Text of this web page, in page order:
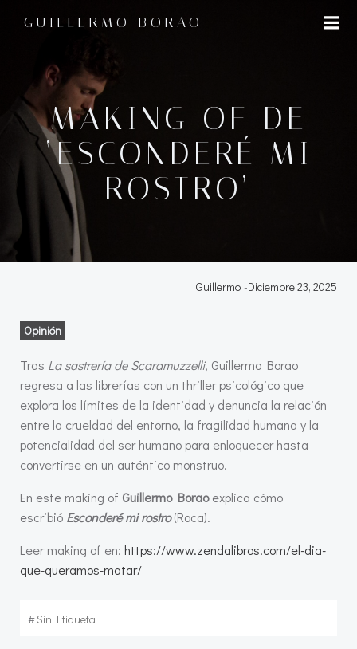
al
GUILLERMO BORAO
MAKING OF DE
‘ESCONDERÉ MI
ROSTRO’
Guillermo -Diciembre 23, 2025
Opinión
Tras La sastrería de Scaramuzzelli, Guillermo Borao
regresa a las librerías con un thriller psicológico que
explora los límites de la identidad y denuncia la relación
entre la crueldad del entorno, la fragilidad humana y la
potencialidad del ser humano para enloquecer hasta
convertirse en un auténtico monstruo.
En este making of Guillermo Boraoexplica cómo
escribió Esconderé mi rostro(Roca).
Leer making of en: https://www.zendalibros.com/el-dia-
que-queramos-matar/
#Sin Etiqueta